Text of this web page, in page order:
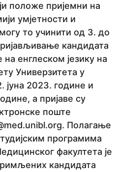
положе пријемни на
умјетности и
то учинити од 3. до
кандидата
на енглеском језику на
Универзитета у
јуна 2023. године и
а пријаве су
поште
Полагање
програмима
факултета је
кандидата